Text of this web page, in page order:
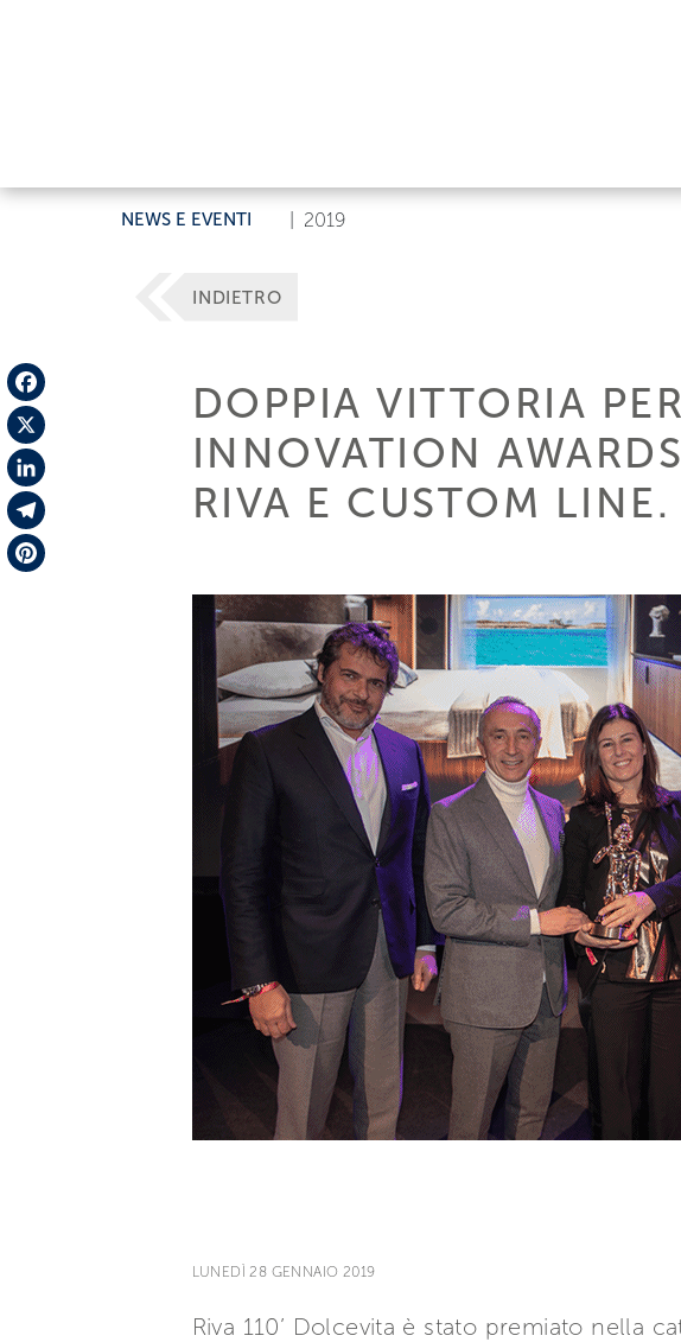
NEWS E EVENTI 2019
Facebook
X
LinkedIn
Telegram
INDIETRO
DOPPIA VITTORIA
INNOVATION
RIVA E CUSTOM LINE.
LUNEDÌ 28 GENNAIO 2019
Riva 110’ Dolcevita è stato premiato nella